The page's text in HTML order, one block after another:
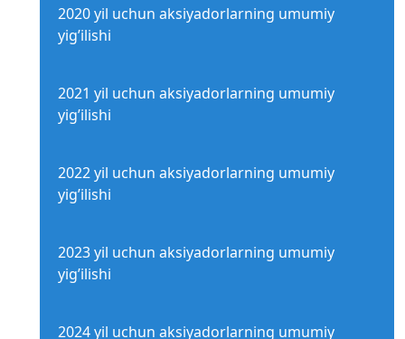
2020 yil uchun aksiyadorlarning umumiy
yig’ilishi
2021 yil uchun aksiyadorlarning umumiy
yig’ilishi
2022 yil uchun aksiyadorlarning umumiy
yig’ilishi
2023 yil uchun aksiyadorlarning umumiy
yig’ilishi
2024 yil uchun aksiyadorlarning umumiy